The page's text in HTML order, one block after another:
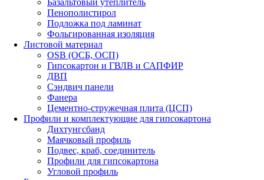
Пенополистирол
Подложка под ламинат
Фольгированная изоляция
Листовой материал
OSB (ОСБ, ОСП)
Гипсокартон и ГВЛВ и САПФИР
ДВП
Сэндвич панели
Фанера
Цементно-стружечная плита (ЦСП)
Профили и комплектующие для гипсокартона
Дихтунгсбанд
Маячковый профиль
Подвес, краб, соединитель
Профили для гипсокартона
Угловой профиль